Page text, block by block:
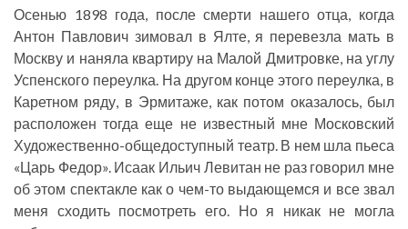
Осенью 1898 года, после смерти нашего отца, когда
Антон Павлович зимовал в Ялте, я перевезла мать в
Москву и наняла квартиру на Малой Дмитровке, на углу
Успенского переулка. На другом конце этого переулка, в
Каретном ряду, в Эрмитаже, как потом оказалось, был
расположен тогда еще не известный мне Московский
Художественно-общедоступный театр. В нем шла пьеса
«Царь Федор». Исаак Ильич Левитан не раз говорил мне
об этом спектакле как о чем-то выдающемся и все звал
меня сходить посмотреть его. Но я никак не могла